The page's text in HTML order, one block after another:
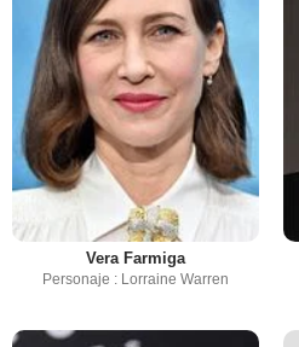
Vera Farmiga
Personaje : Lorraine Warren